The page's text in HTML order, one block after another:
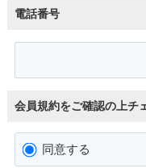
電話番号
会員規約をご確認の上チ
同意する